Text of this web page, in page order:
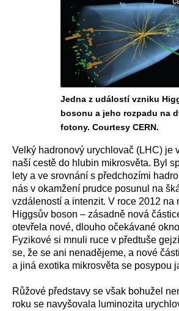
Jedna z událostí vzniku
bosonu a jeho rozpadu na
fotony. Courtesy CERN.
Velký hadronový urychlovač (LHC) je
naší cestě do hlubin mikrosvěta. Byl
lety a ve srovnání s předchozími
nás v okamžení prudce posunul na
vzdáleností a intenzit. V roce 2012 na
Higgsův boson – zásadně nová
otevřela nové, dlouho očekávané
Fyzikové si mnuli ruce v předtuše
se, že se ani nenadějeme, a nové
a jiná exotika mikrosvěta se posypou
Růžové představy se však bohužel
roku se navyšovala luminozita